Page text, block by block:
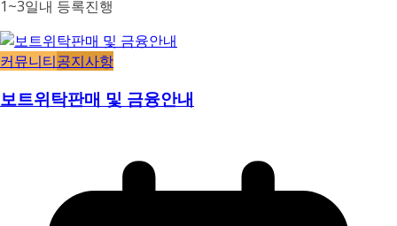
1~3일내 등록진행
커뮤니티공지사항
보트위탁판매 및 금융안내